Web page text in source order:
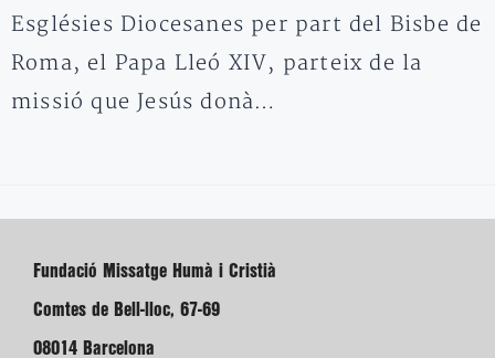
Esglésies Diocesanes per part del Bisbe de
Roma, el Papa Lleó XIV, parteix de la
missió que Jesús donà…
Fundació Missatge Humà i Cristià
Comtes de Bell-lloc, 67-69
08014 Barcelona